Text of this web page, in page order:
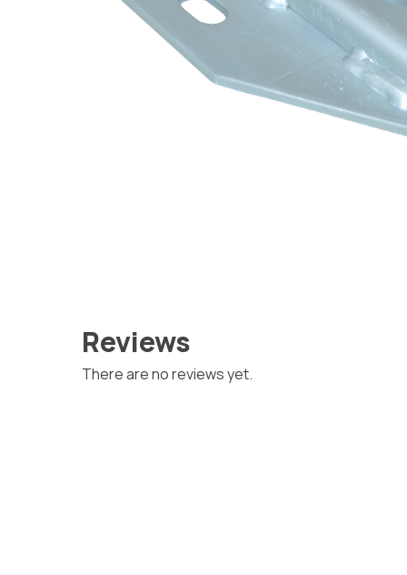
Reviews
There are no reviews yet.